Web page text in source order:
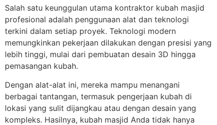
Salah satu keunggulan utama kontraktor kubah masjid
profesional adalah penggunaan alat dan teknologi
terkini dalam setiap proyek. Teknologi modern
memungkinkan pekerjaan dilakukan dengan presisi yang
lebih tinggi, mulai dari pembuatan desain 3D hingga
pemasangan kubah.
Dengan alat-alat ini, mereka mampu menangani
berbagai tantangan, termasuk pengerjaan kubah di
lokasi yang sulit dijangkau atau dengan desain yang
kompleks. Hasilnya, kubah masjid Anda tidak hanya